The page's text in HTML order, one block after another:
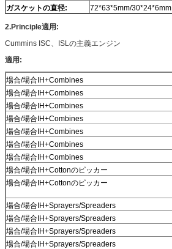
ガスケットの直径:
72*63*5mm/30*24*6mm
2.Principle適用:
Cummins ISC、ISLの主義エンジン
適用:
場合/場合IH+Combines
場合/場合IH+Combines
場合/場合IH+Combines
場合/場合IH+Combines
場合/場合IH+Combines
場合/場合IH+Combines
場合/場合IH+Combines
場合/場合IH+Cottonのピッカー
場合/場合IH+Cottonのピッカー
場合/場合IH+Sprayers/Spreaders
場合/場合IH+Sprayers/Spreaders
場合/場合IH+Sprayers/Spreaders
場合/場合IH+Sprayers/Spreaders